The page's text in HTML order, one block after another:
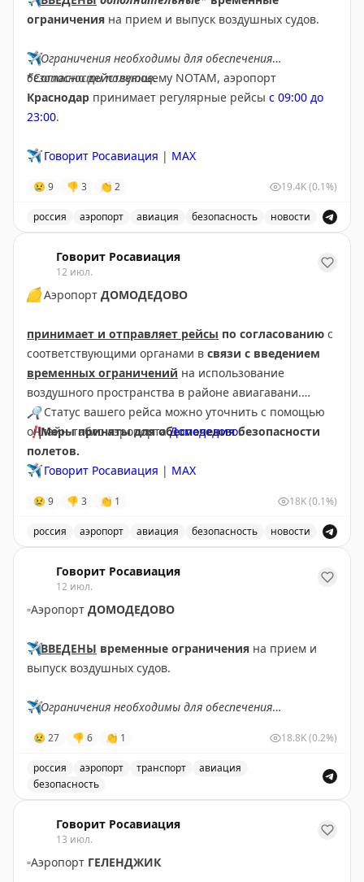
ограничения на прием и выпуск воздушных судов.
✈️Ограничения необходимы для обеспечения
безопасности полетов.
*Согласно действующему NOTAM, аэропорт
Краснодар принимает регулярные рейсы с 09:00 до
23:00.
✈️ Говорит Росавиация | MAX
😢 9 👎 3 👏 2 19.4K(0.1%)
россия аэропорт авиация безопасность новости
Говорит Росавиация
12 июл.
🟡Аэропорт ДОМОДЕДОВО
принимает и отправляет рейсы по согласованию с
соответствующими органами в связи с введением
временных ограничений на использование
воздушного пространства в районе авиагавани.
❗️Меры приняты для обеспечения безопасности
полетов.
🔎Статус вашего рейса можно уточнить с помощью
онлайн-табло аэропортаДомодедово.
✈️ Говорит Росавиация | МАХ
😢 9 👎 3 👏 1 18K(0.1%)
россия аэропорт авиация безопасность новости
Говорит Росавиация
12 июл.
▫️Аэропорт ДОМОДЕДОВО
✈️ВВЕДЕНЫ временные ограничения на прием и
выпуск воздушных судов.
✈️Ограничения необходимы для обеспечения
✈️ Говорит Росавиация|MАХ
😢 27 👎 6 👏 1 18.8K(0.2%)
россия аэропорт транспорт
авиация
безопасность
Говорит Росавиация
13 июл.
▫️Аэропорт ГЕЛЕНДЖИК